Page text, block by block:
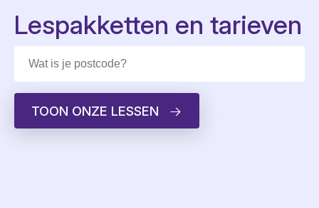
Lespakketten en tarieven
TOON ONZE LESSEN